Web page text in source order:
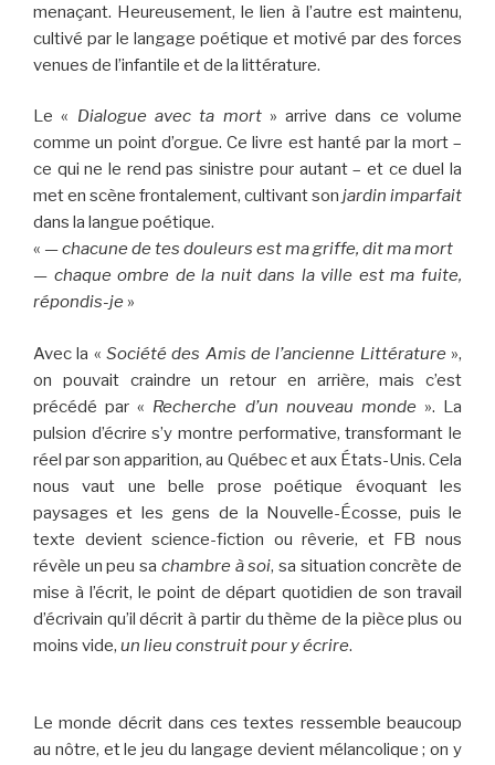
menaçant. Heureusement, le lien à l’autre est maintenu,
cultivé par le langage poétique et motivé par des forces
venues de l’infantile et de la littérature.
Le « Dialogue avec ta mort » arrive dans ce volume
comme un point d’orgue. Ce livre est hanté par la mort –
ce qui ne le rend pas sinistre pour autant – et ce duel la
met en scène frontalement, cultivant son jardin imparfait
dans la langue poétique.
« — chacune de tes douleurs est ma griffe, dit ma mort
— chaque ombre de la nuit dans la ville est ma fuite,
répondis-je »
Avec la « Société des Amis de l’ancienne Littérature »,
on pouvait craindre un retour en arrière, mais c’est
précédé par « Recherche d’un nouveau monde ». La
pulsion d’écrire s’y montre performative, transformant le
réel par son apparition, au Québec et aux États-Unis. Cela
nous vaut une belle prose poétique évoquant les
paysages et les gens de la Nouvelle-Écosse, puis le
texte devient science-fiction ou rêverie, et FB nous
révèle un peu sa chambre à soi, sa situation concrète de
mise à l’écrit, le point de départ quotidien de son travail
d’écrivain qu’il décrit à partir du thème de la pièce plus ou
moins vide, un lieu construit pour y écrire.
Le monde décrit dans ces textes ressemble beaucoup
au nôtre, et le jeu du langage devient mélancolique ; on y